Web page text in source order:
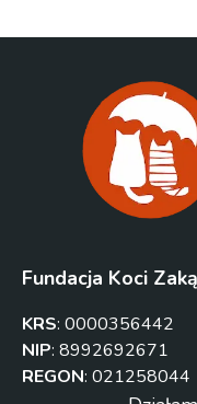
Fundacja Koci
KRS: 0000356442
NIP: 8992692671
REGON: 021258044